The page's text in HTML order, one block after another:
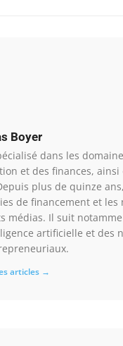
Boyer
dans les
et des finances, ainsi
plus de quinze
de financement et les
médias. Il suit
artificielle et des
articles →